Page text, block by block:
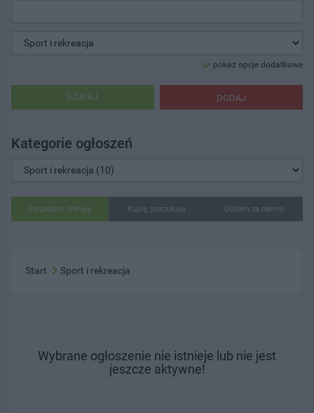
pokaż opcje dodatkowe
DODAJ
SZUKAJ
Kategorie ogłoszeń
Sprzedam, oferuję Kupię, poszukuję Oddam za darmo
Start Sport i rekreacja
Wybrane ogłoszenie nie istnieje lub nie jest
jeszcze aktywne!